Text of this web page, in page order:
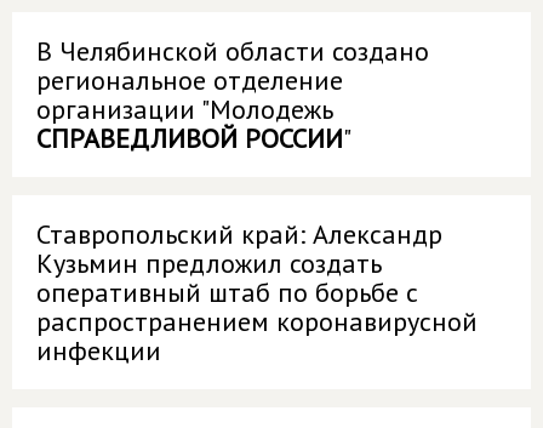
В Челябинской области создано
региональное отделение
организации "Молодежь
СПРАВЕДЛИВОЙ РОССИИ"
Ставропольский край: Александр
Кузьмин предложил создать
оперативный штаб по борьбе с
распространением коронавирусной
инфекции